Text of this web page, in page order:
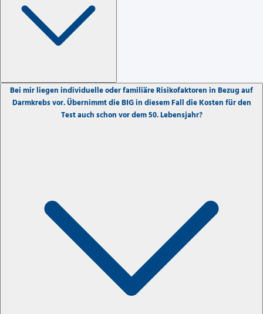
Bei mir liegen individuelle oder familiäre Risikofaktoren in Bezug auf
Darmkrebs vor. Übernimmt die BIG in diesem Fall die Kosten für den
Test auch schon vor dem 50. Lebensjahr?